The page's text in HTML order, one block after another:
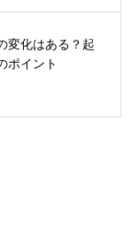
変化はある？起
ポイント